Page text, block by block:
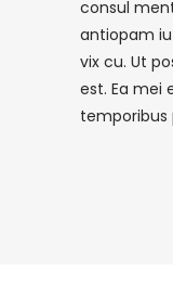
consul
antiopam
vix cu. Ut
est. Ea mei
temporibus